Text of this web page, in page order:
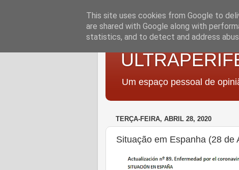
Um espaço pessoal de
TERÇA-FEIRA, ABRIL 28, 2020
Situação em Espanha (28 de
This site uses cookies from Google to
are shared with Google along with
statistics, and to detect and address